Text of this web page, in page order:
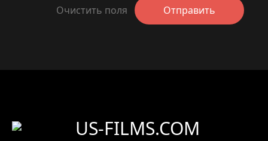
Очистить поля Отправить
US-FILMS.COM